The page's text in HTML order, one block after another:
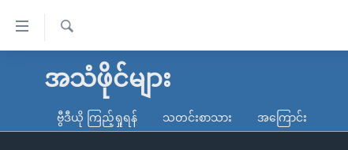
လွယ်ကူ
သည့်
မူလစာမျက်နှာ
ကမ္ဘာ့သတင်းများ
ရ
အသံဖိုင်များ
ဗွီဒီယို ကြည့်ရှုရန် သတင်းစာသား အကြောင်း